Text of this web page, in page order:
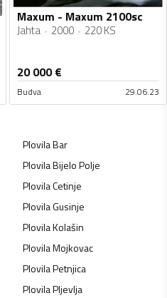
Maxum - Maxum 2100sc
Jahta 2000 220 KS
20 000€
Budva 29.06.23
PlovilaBar
PlovilaBijelo Polje
PlovilaCetinje
PlovilaGusinje
PlovilaKolašin
PlovilaMojkovac
PlovilaPetnjica
PlovilaPljevlja